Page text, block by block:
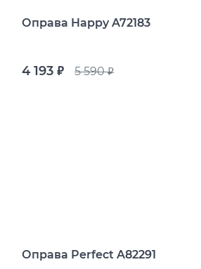
Оправа Happy A72183
4 193 руб. 5 590руб.
Оправа Perfect A82291